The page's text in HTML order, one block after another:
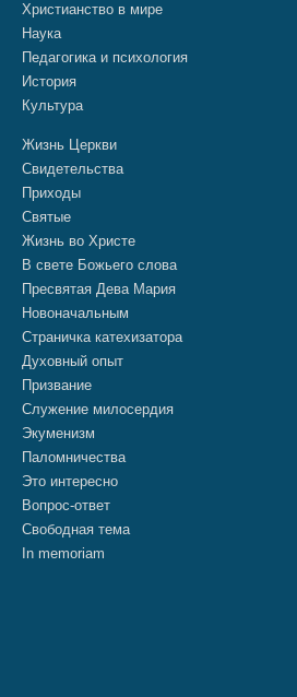
Христианство в мире
Наука
Педагогика и психология
История
Культура
Жизнь Церкви
Свидетельства
Приходы
Святые
Жизнь во Христе
В свете Божьего слова
Пресвятая Дева Мария
Новоначальным
Страничка катехизатора
Духовный опыт
Призвание
Служение милосердия
Экуменизм
Паломничества
Это интересно
Вопрос-ответ
Свободная тема
In memoriam